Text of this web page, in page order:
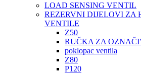
LOAD SENSING VENTIL
REZERVNI DIJELOVI ZA
VENTILE
Z50
RUČKA ZA
poklopac ventila
Z80
P120